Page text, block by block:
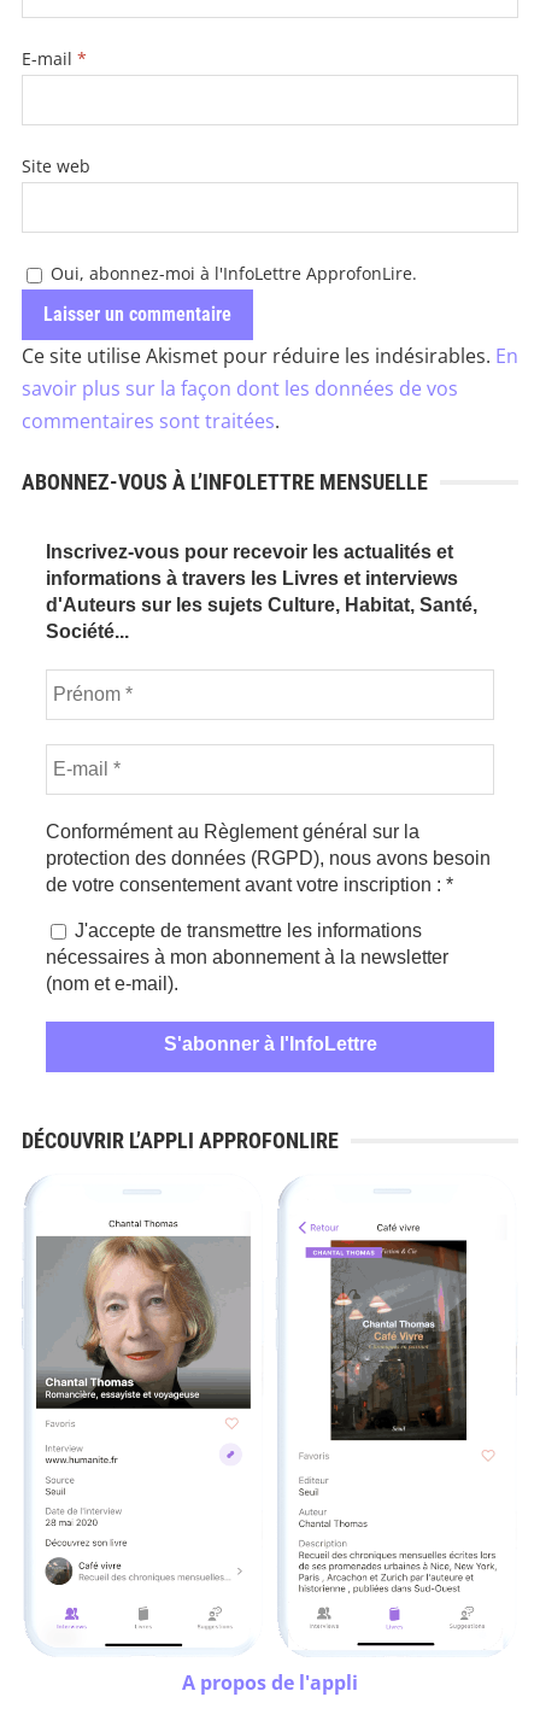
E-mail *
Site web
Oui, abonnez-moi à l'InfoLettre ApprofonLire.
Ce site utilise Akismet pour réduire les indésirables. En
savoir plus sur la façon dont les données de vos
commentaires sont traitées.
ABONNEZ-VOUS À L’INFOLETTRE MENSUELLE
Inscrivez-vous pour recevoir les actualités et
informations à travers les Livres et interviews
d'Auteurs sur les sujets Culture, Habitat, Santé,
Société...
Conformément au Règlement général sur la
protection des données (RGPD), nous avons besoin
de votre consentement avant votre inscription : *
J'accepte de transmettre les informations
nécessaires à mon abonnement à la newsletter
(nom et e-mail).
DÉCOUVRIR L’APPLI APPROFONLIRE
A propos de l'appli